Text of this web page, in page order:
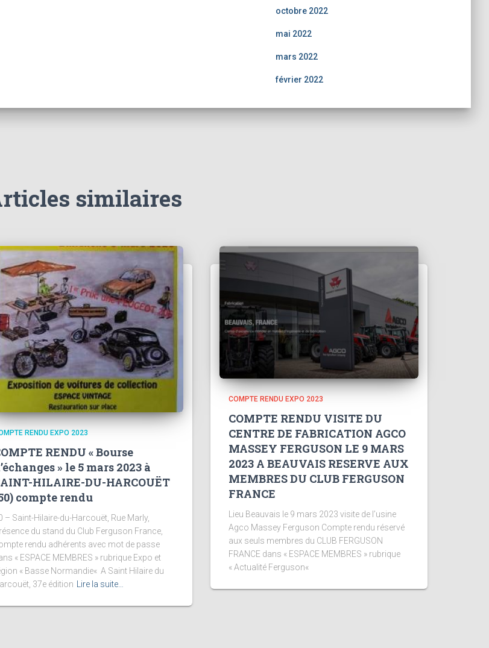
octobre 2022
mai 2022
mars 2022
février 2022
similaires
RENDU EXPO 2023
RENDU « Bourse
» le 5 mars 2023 à
HILAIRE-DU-HARCOUËT
compte rendu
– Saint-Hilaire-du-Harcouët, Rue Marly,
du stand du Club Ferguson France,
rendu adhérents avec mot de passe
« ESPACE MEMBRES » rubrique Expo et
« Basse Normandie« A Saint Hilaire du
37e édition
Lire la suite…
COMPTE RENDU EXPO 2023
COMPTE RENDU VISITE DU
CENTRE DE FABRICATION AGCO
MASSEY FERGUSON LE 9 MARS
2023 A BEAUVAIS RESERVE AUX
MEMBRES DU CLUB FERGUSON
FRANCE
Lieu Beauvais le 9 mars 2023 visite de l’usine
Agco Massey Ferguson Compte rendu réservé
aux seuls membres du CLUB FERGUSON
FRANCE dans « ESPACE MEMBRES » rubrique
« Actualité Ferguson«